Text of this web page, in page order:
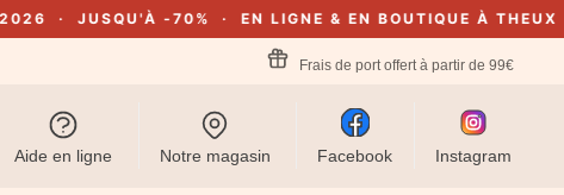
-70% · EN LIGNE & EN BOUTIQUE À THEUX 🔥
Frais de port offert à partir de 99€
Aide en ligne Notre magasin Facebook Instagram